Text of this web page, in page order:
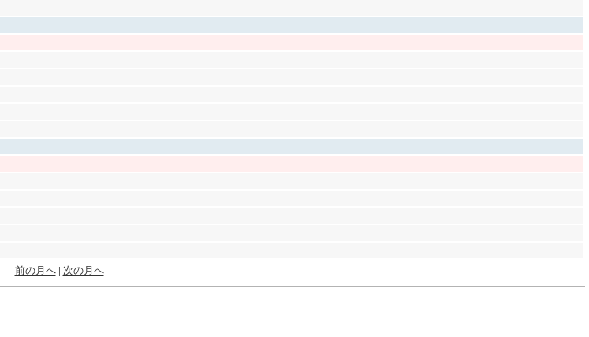
前の月へ| 次の月へ